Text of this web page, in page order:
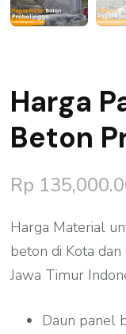
Harga
Beton
Rp
Harga Material
beton di Kota
Jawa Timur
Daun panel